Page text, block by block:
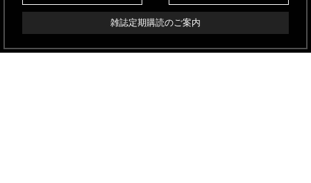
雑誌定期購読のご案内